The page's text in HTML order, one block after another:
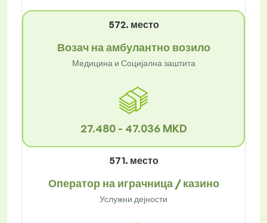
572. место
Возач на амбулантно возило
Медицина и Социјална заштита
27.480 - 47.036 MKD
571. место
Оператор на играчница / казино
Услужни дејности